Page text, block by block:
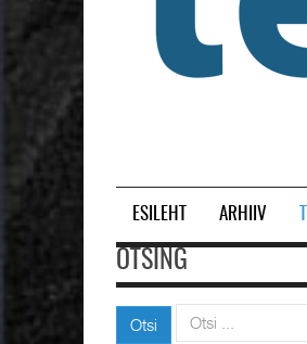
ESILEHT ARHIIV
OTSING
Otsi Otsi